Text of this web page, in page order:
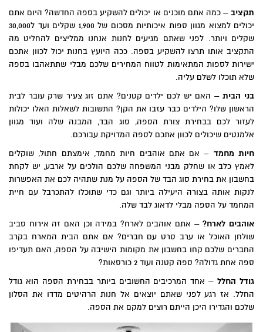
תקציב – כמה אתם מוכנים או יכולים להשקיע בספה החדשה? היום אתם
יכולים למצוא מגוון ספות איכותיות מסכום של 1,900 שקלים ועד ל30,000
שקלים ויותר. לפני שאתם מגיעים לחנות אנחנו ממליצים להחליט מה
התקציב אותו תרצו להשקיע בספה. ככה היועץ בחנות יכול לכוון אתכם
ישירות לספות המתאימות לטווח המחירים שלכם מבלי שתתאהבו בספה
שלא תוכלו לשלם עליה.
בני הבית– האם יש לכם ילדים קטנים? אתם זוג צעיר שרק עובר לבית
הראשון שלו? הילדים כבר עזבו את הקן? התשובות לשאלות האלו יכולות
לעזור לכם בבחירת צורת הספה, סוג הבד, המבנה שלה ועוד מגוון
אלמנטים שיכולים לכוון אתכם לספה המדויקת עבורכם.
חיות מחמד – אם אתם אוהבים חיות מחמד, אימצתם חתול, שוקלים
לאמץ כלב או שחלק מבני המשפחה שלכם הולכים על ארבע, יש לקחת
בחשבון את בחירת סוג הבד של הספה על מנת שתהיה לכם את האפשרות
לנקות אותה בצורה היעילה ביותר וגם כדי שתוכלו להתכרבל עם חיית
המחמד על הספה מבלי לדאוג לבד שלה.
אוהבים לארח?– אתם אוהבים לארח? במידה וכן האם זה אירוח סביב
שולחן האוכל או ערב סרט עם חברים? אם אתם הבית המארח בקרב
החברים שלכם קחו בחשבון את מקומות הישיבה על הספה, האם תעדיפו
ספה אחת גדולה? ספה קטנה ועוד 2 כורסאות?
גודל החלל– אחד המרכיבים החשובים ביותר בבחירת הספה הוא גודל
החלל. אז רגע לפני שאתם יוצאים אל חנות הרהיטים מדדו את הסלון
שלכם והגדירו היכן הייתם רוצים למקם את הספה.